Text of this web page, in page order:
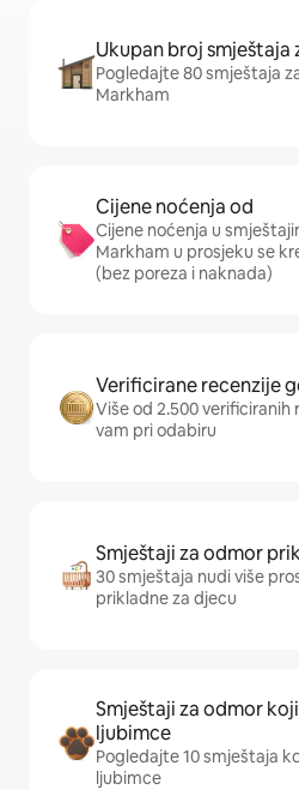
Ukupan broj smještaja
Pogledajte 80 smještaja
Markham
Cijene noćenja od
Cijene noćenja u
Markham u prosjeku se
(bez poreza i naknada)
Verificirane recenzije
Više od 2.500
vam pri odabiru
Smještaji za odmor
30 smještaja nudi više
prikladne za djecu
Smještaji za odmor
ljubimce
Pogledajte 10 smještaja
ljubimce